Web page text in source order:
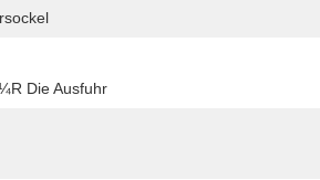
Die Ausfuhr